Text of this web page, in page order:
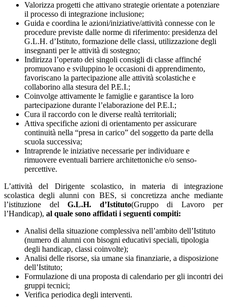
Valorizza progetti che attivano strategie orientate a potenziare
il processo di integrazione inclusione;
Guida e coordina le azioni/iniziative/attività connesse con le
procedure previste dalle norme di riferimento: presidenza del
G.L.H. d’Istituto, formazione delle classi, utilizzazione degli
insegnanti per le attività di sostegno;
Indirizza l’operato dei singoli consigli di classe affinché
promuovano e sviluppino le occasioni di apprendimento,
favoriscano la partecipazione alle attività scolastiche e
collaborino alla stesura del P.E.I.;
Coinvolge attivamente le famiglie e garantisce la loro
partecipazione durante l’elaborazione del P.E.I.;
Cura il raccordo con le diverse realtà territoriali;
Attiva specifiche azioni di orientamento per assicurare
continuità nella “presa in carico” del soggetto da parte della
scuola successiva;
Intraprende le iniziative necessarie per individuare e
rimuovere eventuali barriere architettoniche e/o senso-
percettive.
L’attività del Dirigente scolastico, in materia di integrazione
scolastica degli alunni con BES, si concretizza anche mediante
l’istituzione del G.L.H. d’Istituto(Gruppo di Lavoro per
l’Handicap), al quale sono affidati i seguenti compiti:
Analisi della situazione complessiva nell’ambito dell’Istituto
(numero di alunni con bisogni educativi speciali, tipologia
degli handicap, classi coinvolte);
Analisi delle risorse, sia umane sia finanziarie, a disposizione
dell’Istituto;
Formulazione di una proposta di calendario per gli incontri dei
gruppi tecnici;
Verifica periodica degli interventi.